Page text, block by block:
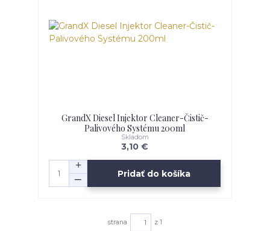
GrandX Diesel Injektor Cleaner-Čistič-
Palivového Systému 200ml
3,10 €
Skladom
Pridať do košíka
strana z 1